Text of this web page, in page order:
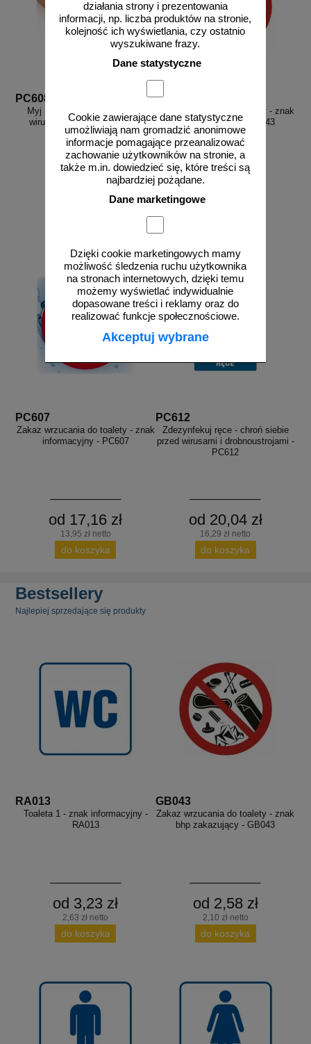
działania strony i prezentowania
informacji, np. liczba produktów na stronie,
kolejność ich wyświetlania, czy ostatnio
wyszukiwane frazy.
Dane statystyczne
Cookie zawierające dane statystyczne
umożliwiają nam gromadzić anonimowe
informacje pomagające przeanalizować
zachowanie użytkowników na stronie, a
także m.in. dowiedzieć się, które treści są
najbardziej pożądane.
Dane marketingowe
Dzięki cookie marketingowych mamy
możliwość śledzenia ruchu użytkownika
na stronach internetowych, dzięki temu
możemy wyświetlać indywidualnie
dopasowane treści i reklamy oraz do
realizować funkcje społecznościowe.
Akceptuj wybrane
PC608
Myj ręce - chroń siebie przed
wirusami i drobnoustrojami -
PC608
od 25,73 zł
GB043
Zakaz wrzucania do toalety - znak
bhp zakazujący - GB043
od 2,58 zł
PC607
Zakaz wrzucania do toalety - znak
informacyjny - PC607
od 17,16 zł
13,95 zł netto
do koszyka
PC612
Zdezynfekuj ręce - chroń siebie
przed wirusami i drobnoustrojami -
PC612
od 20,04 zł
16,29 zł netto
do koszyka
Bestsellery
Najlepiej sprzedające się produkty
RA013
Toaleta 1 - znak informacyjny -
RA013
od 3,23 zł
2,63 zł netto
do koszyka
GB043
Zakaz wrzucania do toalety - znak
bhp zakazujący - GB043
od 2,58 zł
2,10 zł netto
do koszyka